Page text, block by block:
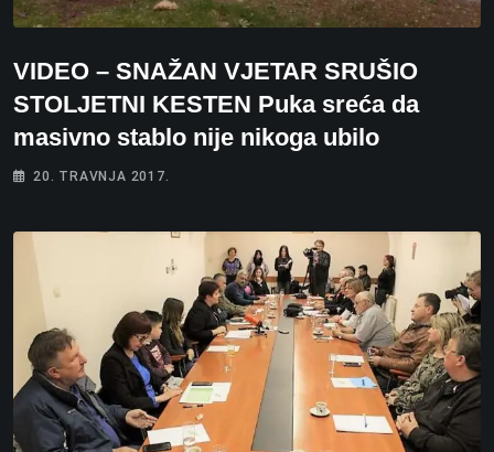
VIDEO – SNAŽAN VJETAR SRUŠIO
STOLJETNI KESTEN Puka sreća da
masivno stablo nije nikoga ubilo
20. TRAVNJA 2017.